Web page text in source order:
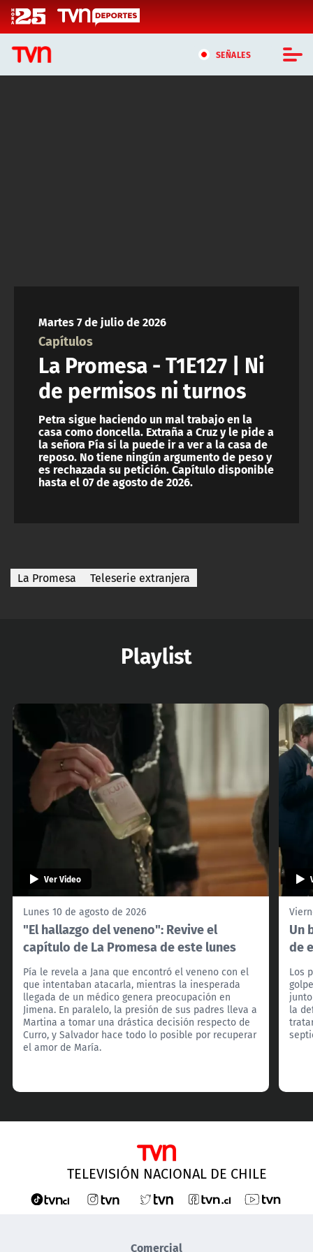
Click acá para ir directamente al contenido
SEÑALES
ACTUALIDAD Y TENDENCIAS
CORPORATIVO Y TRANSPARENCIA
CANAL DE DENUNCIAS
ÁREA DE PROYECTOS
Martes 7 de julio de 2026
Capítulos
La Promesa - T1E127 | Ni
de permisos ni turnos
Petra sigue haciendo un mal trabajo en la
casa como doncella. Extraña a Cruz y le pide a
la señora Pía si la puede ir a ver a la casa de
reposo. No tiene ningún argumento de peso y
es rechazada su petición. Capítulo disponible
hasta el 07 de agosto de 2026.
La Promesa Teleserie extranjera
Playlist
Ver Video
Lunes 10 de agosto de 2026
"El hallazgo del veneno": Revive el
capítulo de La Promesa de este lunes
Pía le revela a Jana que encontró el veneno con el
que intentaban atacarla, mientras la inesperada
llegada de un médico genera preocupación en
Jimena. En paralelo, la presión de sus padres lleva a
Martina a tomar una drástica decisión respecto de
Curro, y Salvador hace todo lo posible por recuperar
el amor de María.
Un
de
Los
la
TELEVISIÓN NACIONAL DE CHILE
Comercial